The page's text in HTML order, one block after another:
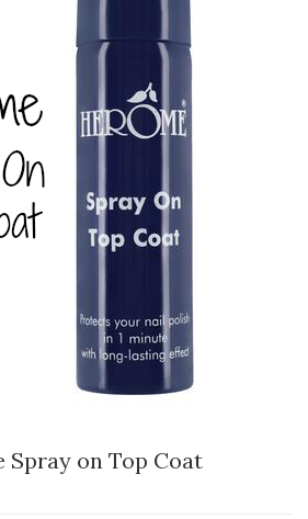
Spray on Top Coat